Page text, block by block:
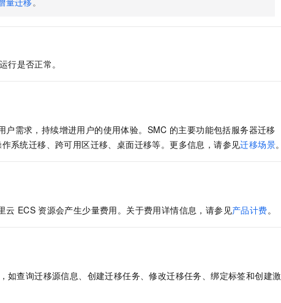
行是否正常。
户需求，持续增进用户的使用体验。SMC 的主要功能包括服务器迁移
系统迁移、跨可用区迁移、桌面迁移等。更多信息，请参见迁移场景。
云 ECS 资源会产生少量费用。关于费用详情信息，请参见产品计费。
如查询迁移源信息、创建迁移任务、修改迁移任务、绑定标签和创建激